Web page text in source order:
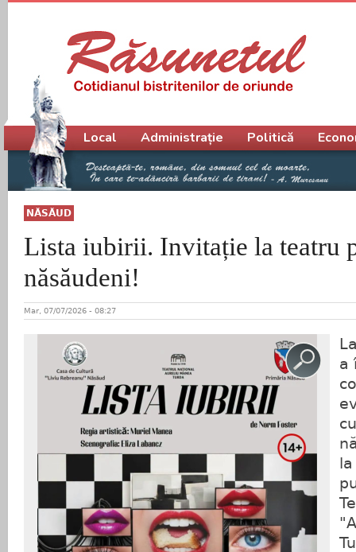
NĂSĂUD
Lista iubirii. Invitație la teatru
năsăudeni!
Mar, 07/07/2026 - 08:27
a
Meniu principal
Local Administrație Politică